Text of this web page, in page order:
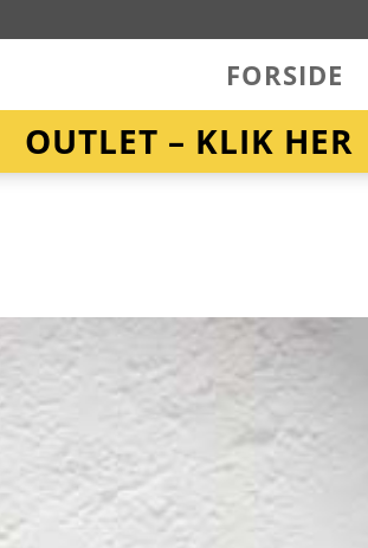
FORSIDE
OUTLET – KLIK HER